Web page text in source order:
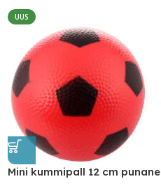
UUS
Mini kummipall 12 cm punane